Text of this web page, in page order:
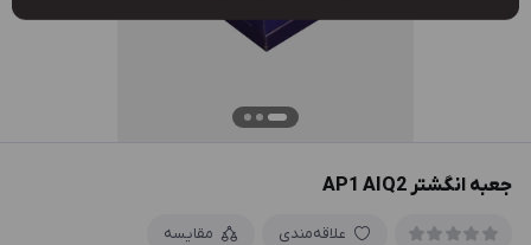
جعبه انگشتر AP1 AIQ2
علاقه‌مندی مقایسه